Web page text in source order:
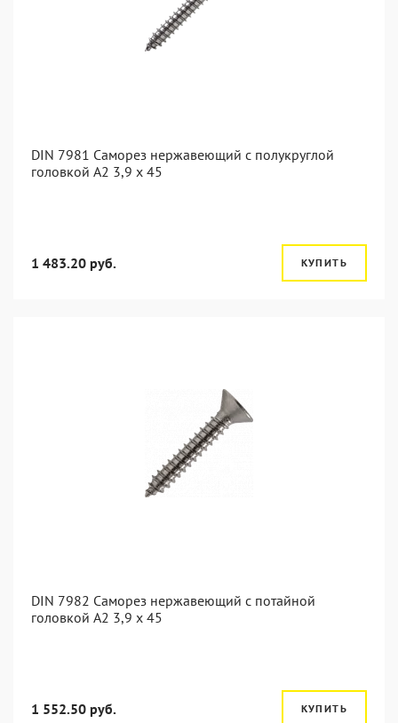
DIN 7981 Саморез нержавеющий с полукруглой
головкой А2 3,9 x 45
1 483.20 руб. КУПИТЬ
DIN 7982 Саморез нержавеющий с потайной
головкой А2 3,9 x 45
1 552.50 руб. КУПИТЬ